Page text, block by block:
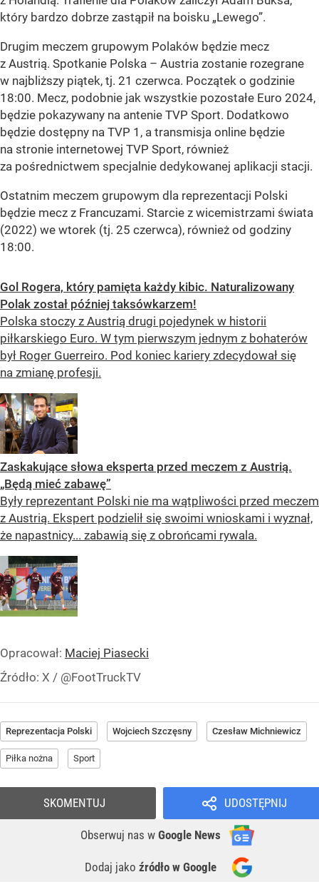
który bardzo dobrze zastąpił na boisku „Lewego”.
Drugim meczem grupowym Polaków będzie mecz
z Austrią. Spotkanie Polska – Austria zostanie rozegrane
w najbliższy piątek, tj. 21 czerwca. Początek o godzinie
18:00. Mecz, podobnie jak wszystkie pozostałe Euro 2024,
będzie pokazywany na antenie TVP Sport. Dodatkowo
będzie dostępny na TVP 1, a transmisja online będzie
na stronie internetowej TVP Sport, również
za pośrednictwem specjalnie dedykowanej aplikacji stacji.
Ostatnim meczem grupowym dla reprezentacji Polski
będzie mecz z Francuzami. Starcie z wicemistrzami świata
(2022) we wtorek (tj. 25 czerwca), również od godziny
18:00.
Gol Rogera, który pamięta każdy kibic. Naturalizowany
Polak został później taksówkarzem!
Polska stoczy z Austrią drugi pojedynek w historii
piłkarskiego Euro. W tym pierwszym jednym z bohaterów
był Roger Guerreiro. Pod koniec kariery zdecydował się
na zmianę profesji.
Zaskakujące słowa eksperta przed meczem z Austrią.
„Będą mieć zabawę”
Były reprezentant Polski nie ma wątpliwości przed meczem
z Austrią. Ekspert podzielił się swoimi wnioskami i wyznał,
że napastnicy... zabawią się z obrońcami rywala.
Opracował: Maciej Piasecki
Źródło: X / @FootTruckTV
Reprezentacja Polski Wojciech Szczęsny Czesław Michniewicz
Piłka nożna Sport
UDOSTĘPNIJ
Obserwuj nas w Google News
Dodaj jako źródło w Google
SKOMENTUJ